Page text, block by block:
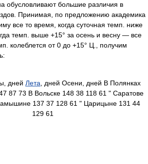
обусловливают большие различия в
Принимая, по предложению академика
все то время, когда суточная темп. ниже
темп. выше +15° за осень и весну — все
колеблется от 0 до +15° Ц., получим
дней Лета , дней Осени, дней В Полянках
87 73 В Вольске 148 38 118 61 " Саратове
137 37 128 61 " Царицыне 131 44
129 61